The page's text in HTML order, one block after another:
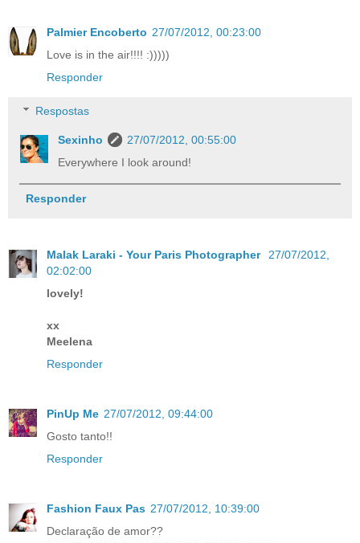
Palmier Encoberto 27/07/2012, 00:23:00
Love is in the air!!!! :)))))
Responder
Respostas
Sexinho
27/07/2012, 00:55:00
Everywhere I look around!
Responder
Malak Laraki - Your Paris Photographer
27/07/2012,
02:02:00
lovely!
xx
Meelena
Responder
PinUp Me 27/07/2012, 09:44:00
Gosto tanto!!
Responder
Fashion Faux Pas 27/07/2012, 10:39:00
Declaração de amor??